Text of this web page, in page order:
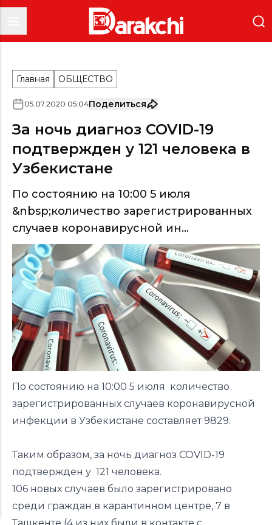
Главная ОБЩЕСТВО
05.07.2020 05:04Поделиться
За ночь диагноз COVID-19
подтвержден у 121 человека в
Узбекистане
По состоянию на 10:00 5 июля
&nbsp;количество зарегистрированных
случаев коронавирусной ин...
По состоянию на 10:00 5 июля количество
зарегистрированных случаев коронавирусной
инфекции в Узбекистане составляет 9829.
Таким образом, за ночь диагноз COVID-19
подтвержден у 121 человека.
106 новых случаев было зарегистрировано
среди граждан в карантинном центре, 7 в
Ташкенте (4 из них были в контакте с